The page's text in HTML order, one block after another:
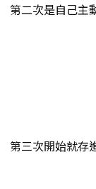
第二次是自己主
第三次開始就存